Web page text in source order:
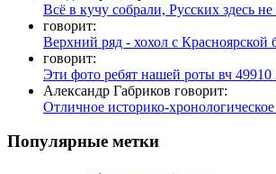
Всё в кучу собрали, Русских здесь
говорит:
Верхний ряд - хохол с Красноярской
говорит:
Эти фото ребят нашей роты вч
Александр Габриков говорит:
Отличное историко-
Популярные метки